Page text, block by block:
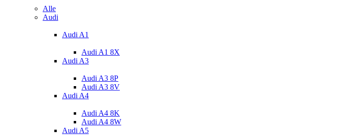
Alle
Audi
Audi A1
Audi A1 8X
Audi A3
Audi A3 8P
Audi A3 8V
Audi A4
Audi A4 8K
Audi A4 8W
Audi A5